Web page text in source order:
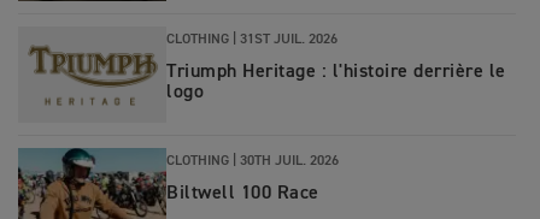
CLOTHING | 31ST JUIL. 2026
Triumph Heritage : l'histoire derrière le
logo
CLOTHING | 30TH JUIL. 2026
Biltwell 100 Race